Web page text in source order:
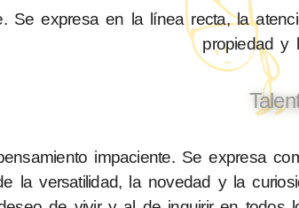
Se expresa en la línea recta, la
propiedad y
impaciente. Se expresa
la versatilidad, la novedad y la